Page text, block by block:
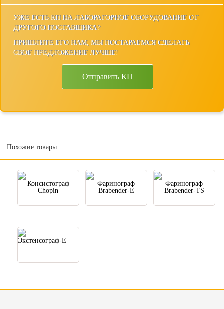
УЖЕ ЕСТЬ КП НА ЛАБОРАТОРНОЕ ОБОРУДОВАНИЕ ОТ
ДРУГОГО ПОСТАВЩИКА?
ПРИШЛИТЕ ЕГО НАМ, МЫ ПОСТАРАЕМСЯ СДЕЛАТЬ
СВОЕ ПРЕДЛОЖЕНИЕ ЛУЧШЕ!
Отправить КП
Похожие товары
Консистограф
Chopin
Фаринограф
Brabender-E
Фаринограф
Brabender-TS
Экстенсограф-Е